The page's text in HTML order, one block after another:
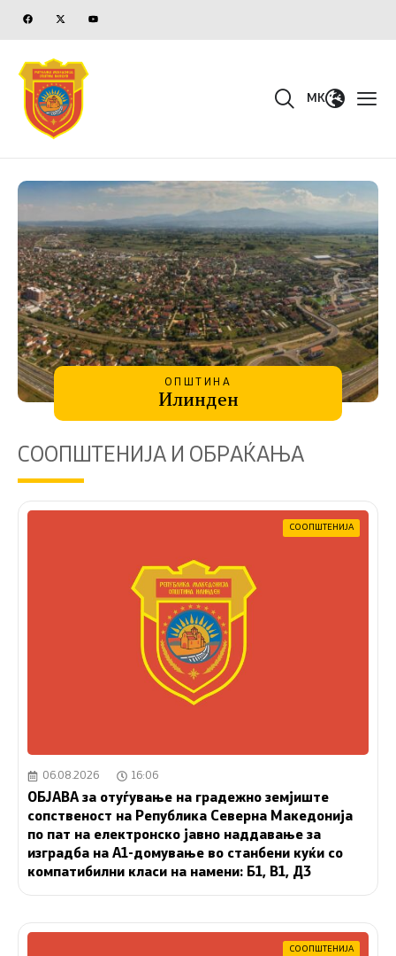
MK
ОПШТИНА
Илинден
СООПШТЕНИЈА И ОБРАЌАЊА
СООПШТЕНИЈА
06.08.2026 16:06
ОБЈАВА за отуѓување на градежно земјиште
сопственост на Република Северна Македонија
по пат на електронско јавно наддавање за
изградба на A1-домување во станбени куќи со
компатибилни класи на намени: Б1, В1, Д3
СООПШТЕНИЈА